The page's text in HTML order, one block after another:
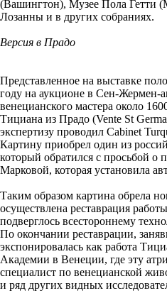
(Вашингтон), Музее Пола Гетти
Лозанны и в других собраниях.
Версия в Прадо
Представленное на выставке
году на аукционе в Сен-Жермен-
венецианского мастера около
Тициана из Прадо (Vente St
экспертизу проводил Cabinet
Картину приобрел один из
который обратился с просьбой о
Марковой, которая установила
Таким образом картина обрела
осуществлена реставрация
подверглось всестороннему
По окончании реставрации,
экспонировалась как работа
Академии в Венеции, где эту
специалист по венецианской
и ряд других видных